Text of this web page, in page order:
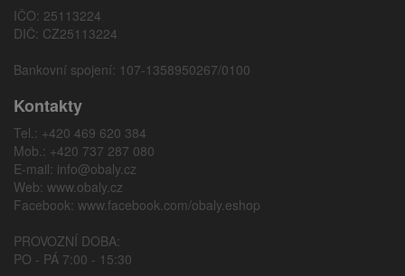
IČO: 25113224
DIČ: CZ25113224
Bankovní spojení: 107-1358950267/0100
Kontakty
Tel.: +420 469 620 384
Mob.: +420 737 287 080
E-mail: info@obaly.cz
Web: www.obaly.cz
Facebook: www.facebook.com/obaly.eshop
PROVOZNÍ DOBA:
PO - PÁ 7:00 - 15:30